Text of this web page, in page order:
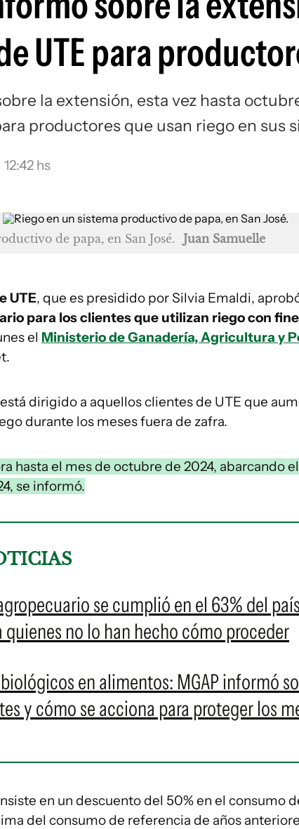
UTE para
la extensión, esta vez hasta
productores que usan riego en sus
12:42 hs
de papa, en San José. Juan Samuelle
UTE, que es presidido por Silvia Emaldi,
para los clientes que utilizan riego con
el Ministerio de Ganadería, Agricultura y
dirigido a aquellos clientes de UTE que
durante los meses fuera de zafra.
hasta el mes de octubre de 2024, abarcando
se informó.
se cumplió en el 63% del
no lo han hecho cómo proceder
en alimentos: MGAP informó
y cómo se acciona para proteger los
en un descuento del 50% en el consumo
del consumo de referencia de años